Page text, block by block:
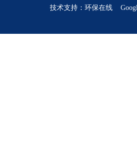
技术支持： 环保在线